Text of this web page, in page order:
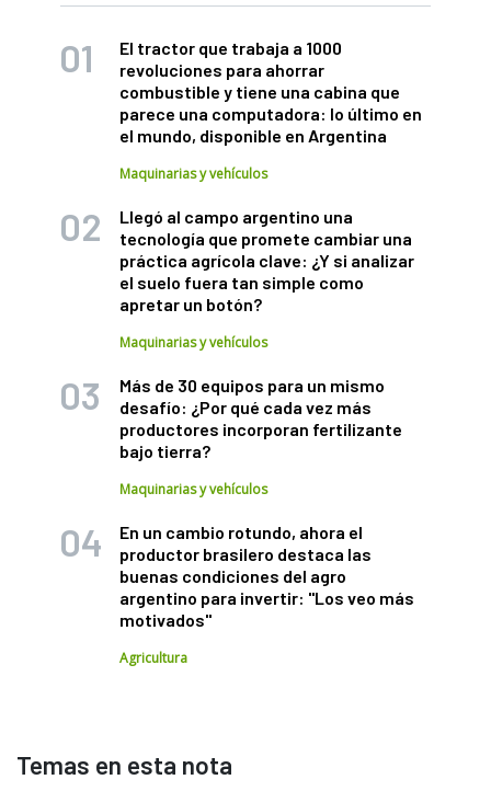
El tractor que trabaja a 1000
revoluciones para ahorrar
combustible y tiene una cabina que
parece una computadora: lo último en
el mundo, disponible en Argentina
Maquinarias y vehículos
Llegó al campo argentino una
tecnología que promete cambiar una
práctica agrícola clave: ¿Y si analizar
el suelo fuera tan simple como
apretar un botón?
Maquinarias y vehículos
Más de 30 equipos para un mismo
desafío: ¿Por qué cada vez más
productores incorporan fertilizante
bajo tierra?
Maquinarias y vehículos
En un cambio rotundo, ahora el
productor brasilero destaca las
buenas condiciones del agro
argentino para invertir: "Los veo más
motivados"
Agricultura
Temas en esta nota